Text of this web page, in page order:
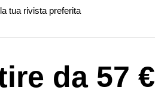
la tua rivista preferita
da 57 €